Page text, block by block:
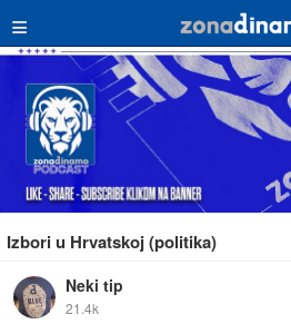
≡
Izbori u Hrvatskoj (politika)
Neki tip
21.4k